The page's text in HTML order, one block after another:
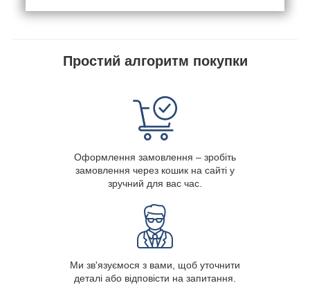
Простий алгоритм покупки
Оформлення замовлення – зробіть
замовлення через кошик на сайті у
зручний для вас час.
Ми зв'язуємося з вами, щоб уточнити
деталі або відповісти на запитання.